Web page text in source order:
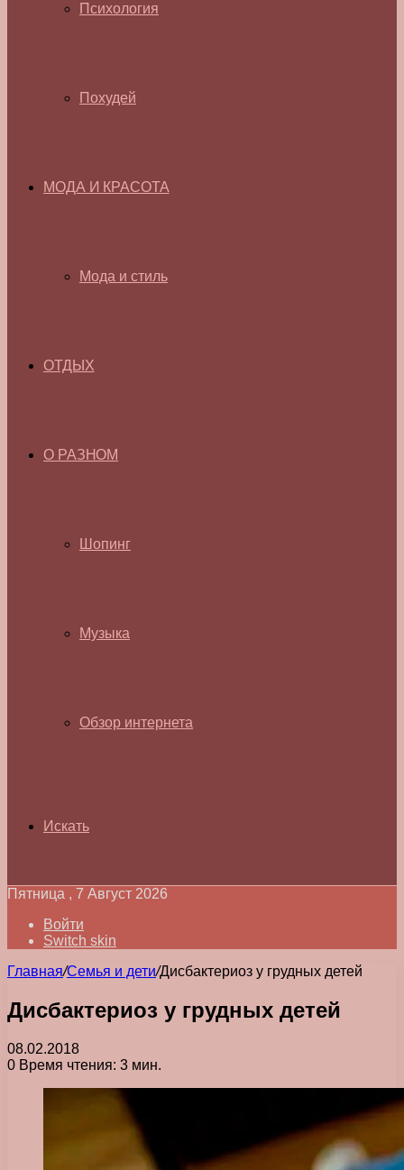
Психология
Похудей
МОДА И КРАСОТА
Мода и стиль
ОТДЫХ
О РАЗНОМ
Шопинг
Музыка
Обзор интернета
Искать
Пятница , 7 Август 2026
Войти
Switch skin
Главная/Семья и дети/Дисбактериоз у грудных детей
Дисбактериоз у грудных детей
08.02.2018
0 Время чтения: 3 мин.